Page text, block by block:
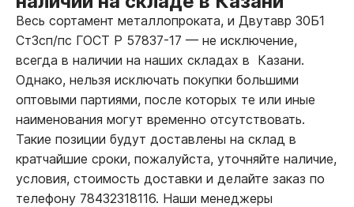
Весь сортамент металлопроката, и Двутавр 30Б1
Ст3сп/пс ГОСТ Р 57837-17 — не исключение,
всегда в наличии на наших складах в Казани.
Однако, нельзя исключать покупки большими
оптовыми партиями, после которых те или иные
наименования могут временно отсутствовать.
Такие позиции будут доставлены на склад в
кратчайшие сроки, пожалуйста, уточняйте наличие,
условия, стоимость доставки и делайте заказ по
телефону 78432318116. Наши менеджеры